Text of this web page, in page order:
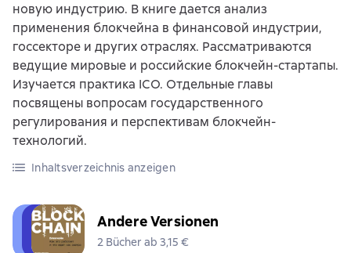
новую индустрию. В книге дается анализ
применения блокчейна в финансовой индустрии,
госсекторе и других отраслях. Рассматриваются
ведущие мировые и российские блокчейн-стартапы.
Изучается практика ICO. Отдельные главы
посвящены вопросам государственного
регулирования и перспективам блокчейн-
технологий.
Inhaltsverzeichnis anzeigen
Andere Versionen
2 Bücher ab 3,15 €